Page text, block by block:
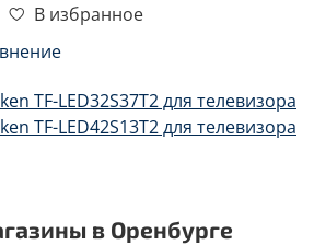
В избранное
TF-LED32S37T2 для телевизора
TF-LED42S13T2 для телевизора
в Оренбурге